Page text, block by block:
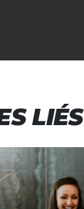
LIÉS